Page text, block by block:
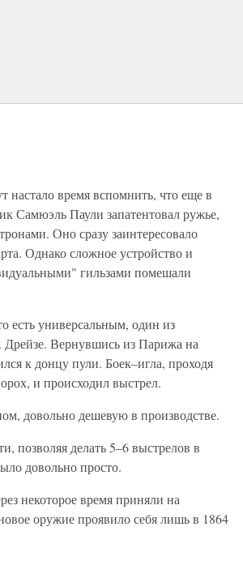
время вспомнить, что еще в
Самюэль Паули запатентовал ружье,
Оно сразу заинтересовало
Однако сложное устройство и
гильзами помешали
есть универсальным, один из
Дрейзе. Вернувшись из Парижа на
к донцу пули. Боек–игла, проходя
и происходил выстрел.
довольно дешевую в производстве.
позволяя делать 5–6 выстрелов в
довольно просто.
некоторое время приняли на
оружие проявило себя лишь в 1864